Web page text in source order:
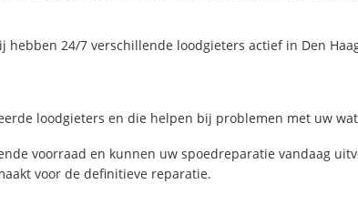
hebben 24/7 verschillende loodgieters actief in Den
loodgieters en die helpen bij problemen met uw
voorraad en kunnen uw spoedreparatie vandaag
voor de definitieve reparatie.